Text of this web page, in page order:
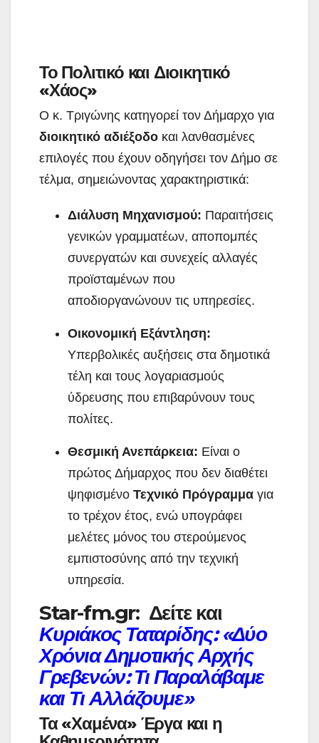
Το Πολιτικό και Διοικητικό
«Χάος»
Ο κ. Τριγώνης κατηγορεί τον Δήμαρχο για
διοικητικό αδιέξοδο και λανθασμένες
επιλογές που έχουν οδηγήσει τον Δήμο σε
τέλμα, σημειώνοντας χαρακτηριστικά:
Διάλυση Μηχανισμού: Παραιτήσεις
γενικών γραμματέων, αποπομπές
συνεργατών και συνεχείς αλλαγές
προϊσταμένων που
αποδιοργανώνουν τις υπηρεσίες.
Οικονομική Εξάντληση:
Υπερβολικές αυξήσεις στα δημοτικά
τέλη και τους λογαριασμούς
ύδρευσης που επιβαρύνουν τους
πολίτες.
Θεσμική Ανεπάρκεια: Είναι ο
πρώτος Δήμαρχος που δεν διαθέτει
ψηφισμένο Τεχνικό Πρόγραμμα για
το τρέχον έτος, ενώ υπογράφει
μελέτες μόνος του στερούμενος
εμπιστοσύνης από την τεχνική
υπηρεσία.
Star-fm.gr: Δείτε και
Κυριάκος Ταταρίδης: «Δύο
Χρόνια Δημοτικής Αρχής
Γρεβενών: Τι Παραλάβαμε
και Τι Αλλάζουμε»
Τα «Χαμένα» Έργα και η